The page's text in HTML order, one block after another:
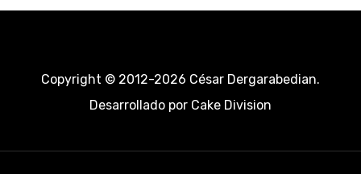
Copyright © 2012-2026 César Dergarabedian.
Desarrollado porCake Division